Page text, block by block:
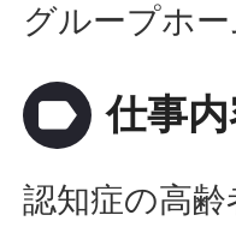
グループホ
label 仕事
認知症の高